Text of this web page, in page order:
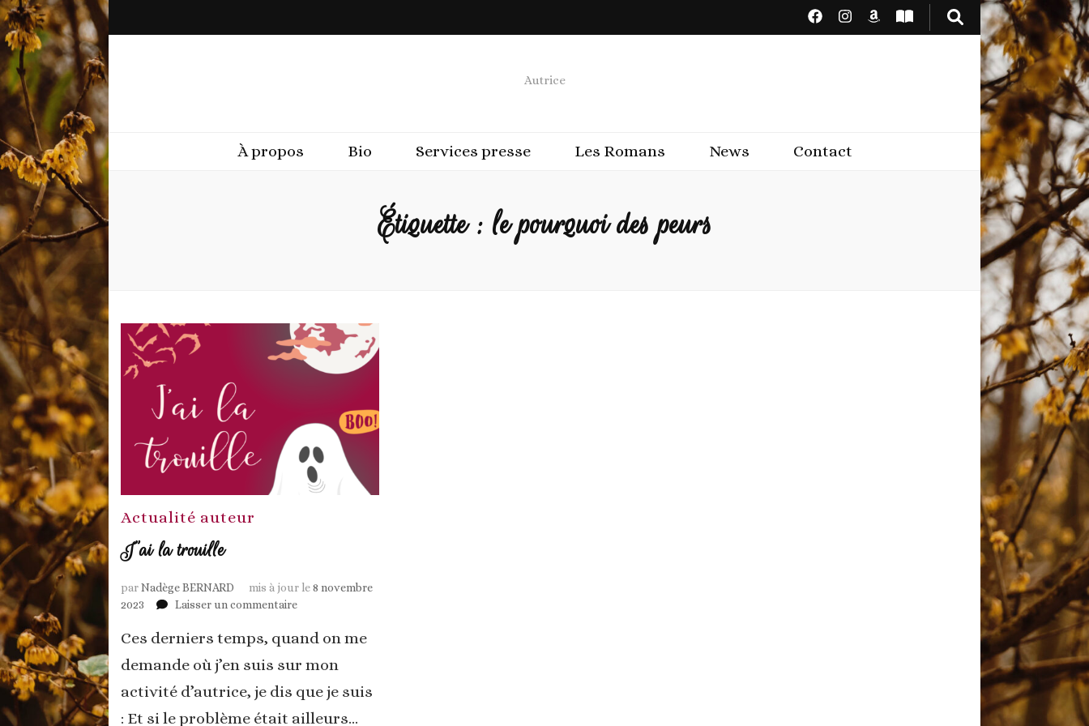
Autrice
À propos Bio Services presse Les Romans News Contact
Étiquette :le pourquoi des peurs
Actualité auteur
J’ai la trouille
parNadège BERNARD mis à jour le8 novembre
2023
Laisser un commentairesur
la
Ces derniers temps, quand on me
demande où j’en suis sur mon
activité d’autrice, je dis que je suis
: Et si le problème était ailleurs…